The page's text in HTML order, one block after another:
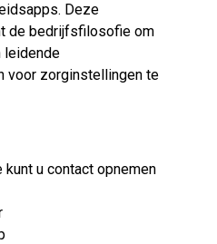
Deze
de bedrijfsfilosofie om
leidende
voor zorginstellingen te
u contact opnemen